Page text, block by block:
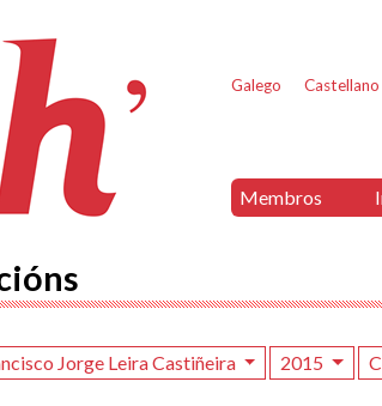
Galego Castellano
Membros
Jorge Leira Castiñeira 2015